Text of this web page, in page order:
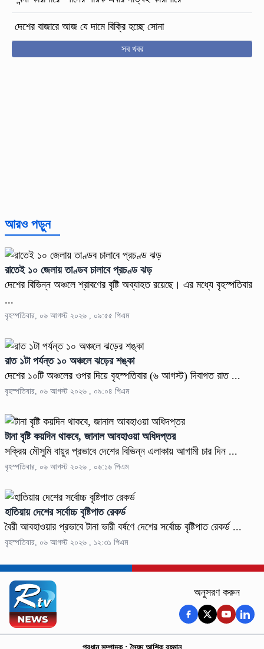
দেশের বাজারে আজ যে দামে বিক্রি হচ্ছে সোনা
সব খবর
আরও পড়ুন
রাতেই ১০ জেলায় তাণ্ডব চালাবে প্রচণ্ড ঝড়
দেশের বিভিন্ন অঞ্চলে শ্রাবণের বৃষ্টি অব্যাহত রয়েছে। এর মধ্যে বৃহস্পতিবার
...
বৃহস্পতিবার, ০৬ আগস্ট ২০২৬ , ০৯:৫৫ পিএম
রাত ১টা পর্যন্ত ১০ অঞ্চলে ঝড়ের শঙ্কা
দেশের ১০টি অঞ্চলের ওপর দিয়ে বৃহস্পতিবার (৬ আগস্ট) দিবাগত রাত ...
বৃহস্পতিবার, ০৬ আগস্ট ২০২৬ , ০৯:০৪ পিএম
টানা বৃষ্টি কয়দিন থাকবে, জানাল আবহাওয়া অধিদপ্তর
সক্রিয় মৌসুমি বায়ুর প্রভাবে দেশের বিভিন্ন এলাকায় আগামী চার দিন ...
বৃহস্পতিবার, ০৬ আগস্ট ২০২৬ , ০৬:১৬ পিএম
হাতিয়ায় দেশের সর্বোচ্চ বৃষ্টিপাত রেকর্ড
বৈরী আবহাওয়ার প্রভাবে টানা ভারী বর্ষণে দেশের সর্বোচ্চ বৃষ্টিপাত রেকর্ড ...
বৃহস্পতিবার, ০৬ আগস্ট ২০২৬ , ১২:৩১ পিএম
অনুসরণ করুন